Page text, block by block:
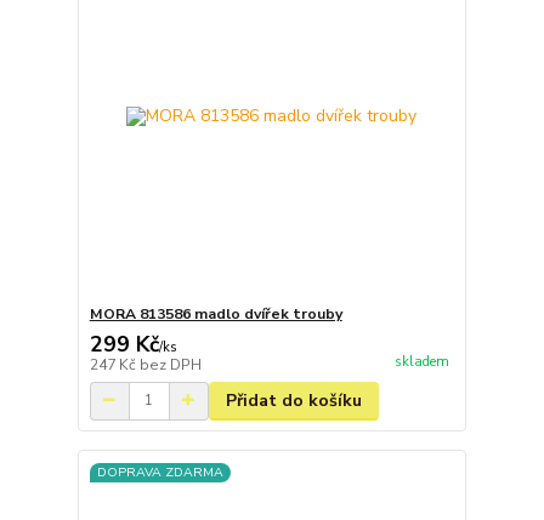
MORA 813586 madlo dvířek trouby
299 Kč/ks
247 Kč bez DPH skladem
Přidat do košíku
DOPRAVA ZDARMA